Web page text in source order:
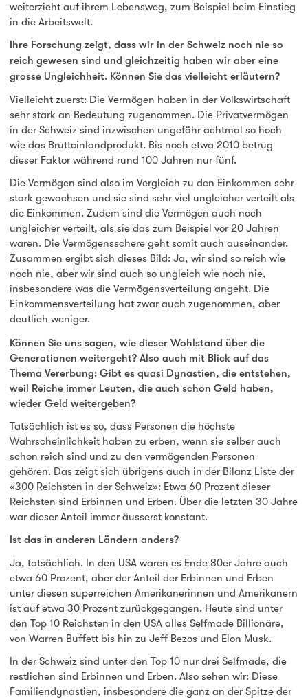
weiterzieht auf ihrem Lebensweg, zum Beispiel beim Einstieg
in die Arbeitswelt.
Ihre Forschung zeigt, dass wir in der Schweiz noch nie so
reich gewesen sind und gleichzeitig haben wir aber eine
grosse Ungleichheit. Können Sie das vielleicht erläutern?
Vielleicht zuerst: Die Vermögen haben in der Volkswirtschaft
sehr stark an Bedeutung zugenommen. Die Privatvermögen
in der Schweiz sind inzwischen ungefähr achtmal so hoch
wie das Bruttoinlandprodukt. Bis noch etwa 2010 betrug
dieser Faktor während rund 100 Jahren nur fünf.
Die Vermögen sind also im Vergleich zu den Einkommen sehr
stark gewachsen und sie sind sehr viel ungleicher verteilt als
die Einkommen. Zudem sind die Vermögen auch noch
ungleicher verteilt, als sie das zum Beispiel vor 20 Jahren
waren. Die Vermögensschere geht somit auch auseinander.
Zusammen ergibt sich dieses Bild: Ja, wir sind so reich wie
noch nie, aber wir sind auch so ungleich wie noch nie,
insbesondere was die Vermögensverteilung angeht. Die
Einkommensverteilung hat zwar auch zugenommen, aber
deutlich weniger.
Können Sie uns sagen, wie dieser Wohlstand über die
Generationen weitergeht? Also auch mit Blick auf das
Thema Vererbung: Gibt es quasi Dynastien, die entstehen,
weil Reiche immer Leuten, die auch schon Geld haben,
wieder Geld weitergeben?
Tatsächlich ist es so, dass Personen die höchste
Wahrscheinlichkeit haben zu erben, wenn sie selber auch
schon reich sind und zu den vermögenden Personen
gehören. Das zeigt sich übrigens auch in der Bilanz Liste der
«300 Reichsten in der Schweiz»: Etwa 60 Prozent dieser
Reichsten sind Erbinnen und Erben. Über die letzten 30 Jahre
war dieser Anteil immer äusserst konstant.
Ist das in anderen Ländern anders?
Ja, tatsächlich. In den USA waren es Ende 80er Jahre auch
etwa 60 Prozent, aber der Anteil der Erbinnen und Erben
unter diesen superreichen Amerikanerinnen und Amerikanern
ist auf etwa 30 Prozent zurückgegangen. Heute sind unter
den Top 10 Reichsten in den USA alles Selfmade Billionäre,
von Warren Buffett bis hin zu Jeff Bezos und Elon Musk.
In der Schweiz sind unter den Top 10 nur drei Selfmade, die
restlichen sind Erbinnen und Erben. Also sehen wir: Diese
Familiendynastien, insbesondere die ganz an der Spitze der